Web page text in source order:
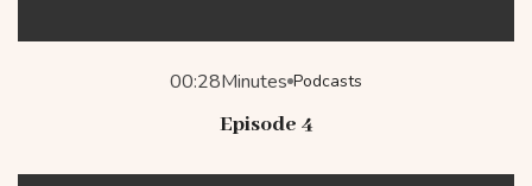
00:28Minutes Podcasts
Episode 4